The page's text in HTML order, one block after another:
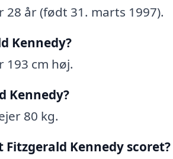
28 år (født 31. marts 1997).
Kennedy?
193 cm høj.
Kennedy?
80 kg.
Kennedy scoret?